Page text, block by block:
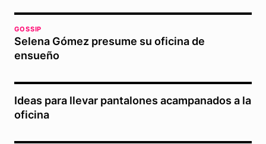
GOSSIP
Selena Gómez presume su oficina de
ensueño
Ideas para llevar pantalones acampanados a la
oficina